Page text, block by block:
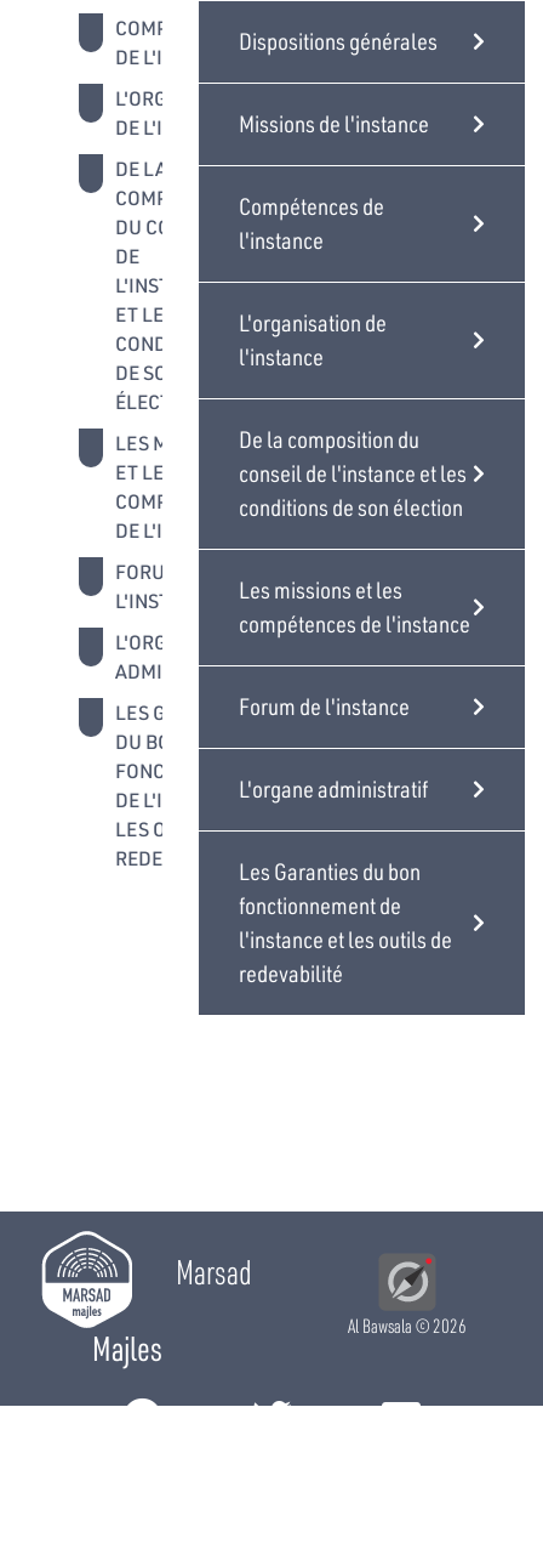
COMPÉTENCES
DE L'INSTANCE
L'ORGANISATION
DE L'INSTANCE
DE LA
COMPOSITION
DU CONSEIL
DE
L'INSTANCE
ET LES
CONDITIONS
DE SON
ÉLECTION
LES MISSIONS
ET LES
COMPÉTENCES
DE L'INSTANCE
FORUM DE
L'INSTANCE
L'ORGANE
ADMINISTRATIF
LES GARANTIES
DU BON
FONCTIONNEMENT
DE L'INSTANCE ET
LES OUTILS DE
REDEVABILITÉ
Dispositions générales
Missions de l'instance
Compétences de
l'instance
L'organisation de
l'instance
De la composition du
conseil de l'instance et les
conditions de son élection
Les missions et les
compétences de l'instance
Forum de l'instance
L'organe administratif
Les Garanties du bon
fonctionnement de
l'instance et les outils de
redevabilité
Marsad
Majles
Al Bawsala© 2026